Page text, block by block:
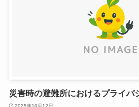
災害時の避難所におけるプライバ
2025年10月12日